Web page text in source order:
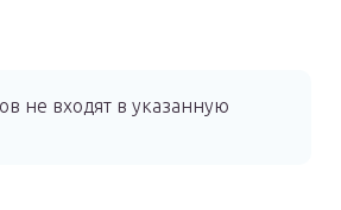
не входят в указанную